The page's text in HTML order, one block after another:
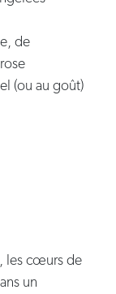
de
(ou au goût)
les cœurs de
un